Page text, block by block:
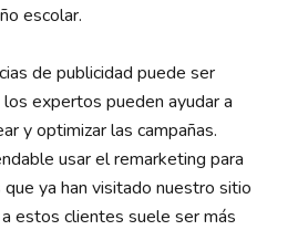
escolar.
de publicidad puede ser
expertos pueden ayudar a
y optimizar las campañas.
usar el remarketing para
ya han visitado nuestro sitio
estos clientes suele ser más